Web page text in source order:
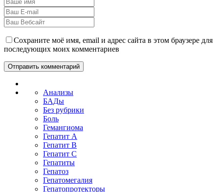
Сохраните моё имя, email и адрес сайта в этом браузере для
последующих моих комментариев
Анализы
БАДы
Без рубрики
Боль
Гемангиома
Гепатит A
Гепатит B
Гепатит C
Гепатиты
Гепатоз
Гепатомегалия
Гепатопротекторы